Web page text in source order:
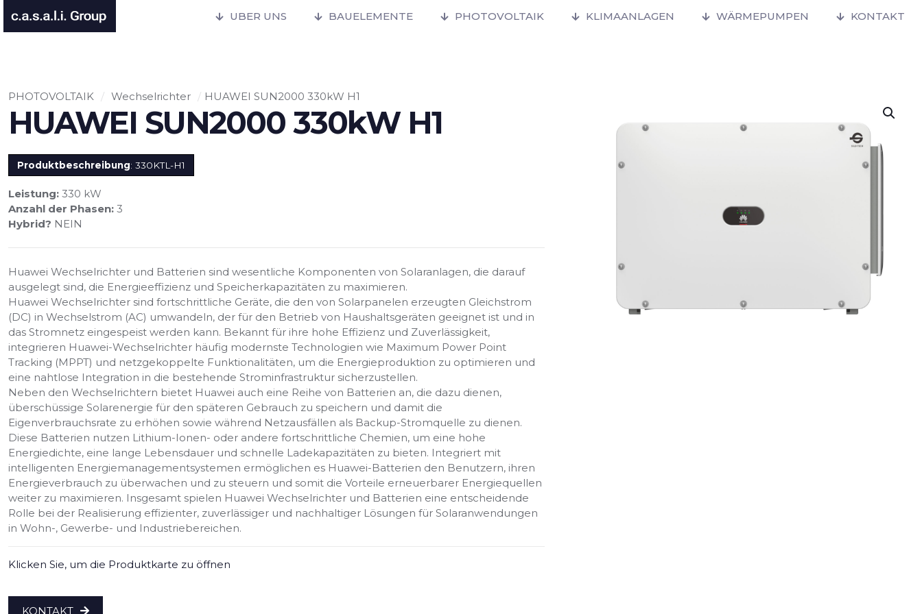
UBER UNS BAUELEMENTE PHOTOVOLTAIK KLIMAANLAGEN WÄRMEPUMPEN KONTAKT
PHOTOVOLTAIK / Wechselrichter / HUAWEI SUN2000 330kW H1
HUAWEI SUN2000 330kW H1
Produktbeschreibung: 330KTL-H1
Leistung: 330 kW
Anzahl der Phasen: 3
Hybrid? NEIN
Huawei Wechselrichter und Batterien sind wesentliche Komponenten von Solaranlagen, die darauf
ausgelegt sind, die Energieeffizienz und Speicherkapazitäten zu maximieren.
Huawei Wechselrichter sind fortschrittliche Geräte, die den von Solarpanelen erzeugten Gleichstrom
(DC) in Wechselstrom (AC) umwandeln, der für den Betrieb von Haushaltsgeräten geeignet ist und in
das Stromnetz eingespeist werden kann. Bekannt für ihre hohe Effizienz und Zuverlässigkeit,
integrieren Huawei-Wechselrichter häufig modernste Technologien wie Maximum Power Point
Tracking (MPPT) und netzgekoppelte Funktionalitäten, um die Energieproduktion zu optimieren und
eine nahtlose Integration in die bestehende Strominfrastruktur sicherzustellen.
Neben den Wechselrichtern bietet Huawei auch eine Reihe von Batterien an, die dazu dienen,
überschüssige Solarenergie für den späteren Gebrauch zu speichern und damit die
Eigenverbrauchsrate zu erhöhen sowie während Netzausfällen als Backup-Stromquelle zu dienen.
Diese Batterien nutzen Lithium-Ionen- oder andere fortschrittliche Chemien, um eine hohe
Energiedichte, eine lange Lebensdauer und schnelle Ladekapazitäten zu bieten. Integriert mit
intelligenten Energiemanagementsystemen ermöglichen es Huawei-Batterien den Benutzern, ihren
Energieverbrauch zu überwachen und zu steuern und somit die Vorteile erneuerbarer Energiequellen
weiter zu maximieren. Insgesamt spielen Huawei Wechselrichter und Batterien eine entscheidende
Rolle bei der Realisierung effizienter, zuverlässiger und nachhaltiger Lösungen für Solaranwendungen
in Wohn-, Gewerbe- und Industriebereichen.
Klicken Sie, um die Produktkarte zu öffnen
KONTAKT